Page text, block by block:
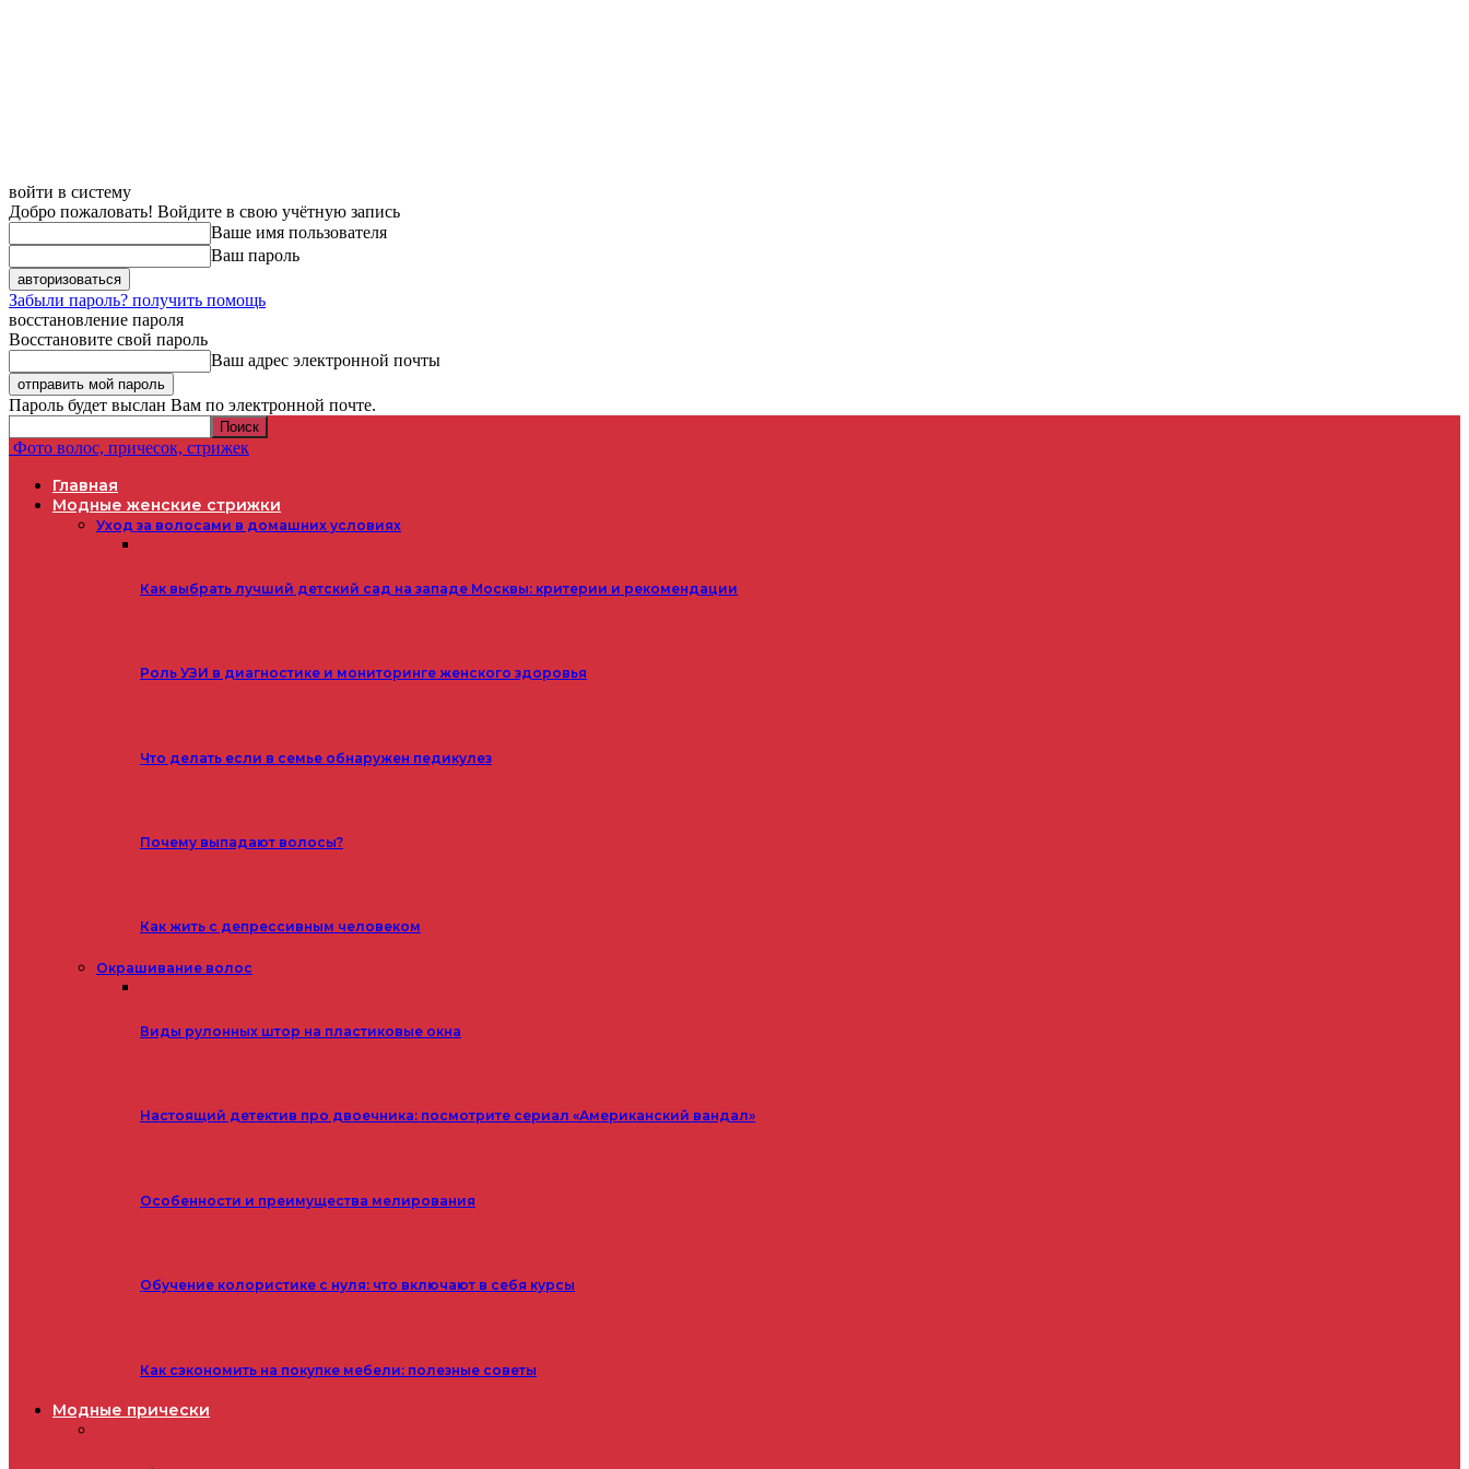
войти в систему
Добро пожаловать! Войдите в свою учётную запись
Ваше имя пользователя
Ваш пароль
Забыли пароль? получить помощь
восстановление пароля
Восстановите свой пароль
Ваш адрес электронной почты
Пароль будет выслан Вам по электронной почте.
Фото волос, причесок, стрижек
Главная
Модные женские стрижки
Уход за волосами в домашних условиях
Как выбрать лучший детский сад на западе Москвы: критерии и рекомендации
Роль УЗИ в диагностике и мониторинге женского здоровья
Что делать если в семье обнаружен педикулез
Почему выпадают волосы?
Как жить с депрессивным человеком
Окрашивание волос
Виды рулонных штор на пластиковые окна
Настоящий детектив про двоечника: посмотрите сериал «Американский вандал»
Особенности и преимущества мелирования
Обучение колористике с нуля: что включают в себя курсы
Как сэкономить на покупке мебели: полезные советы
Модные прически